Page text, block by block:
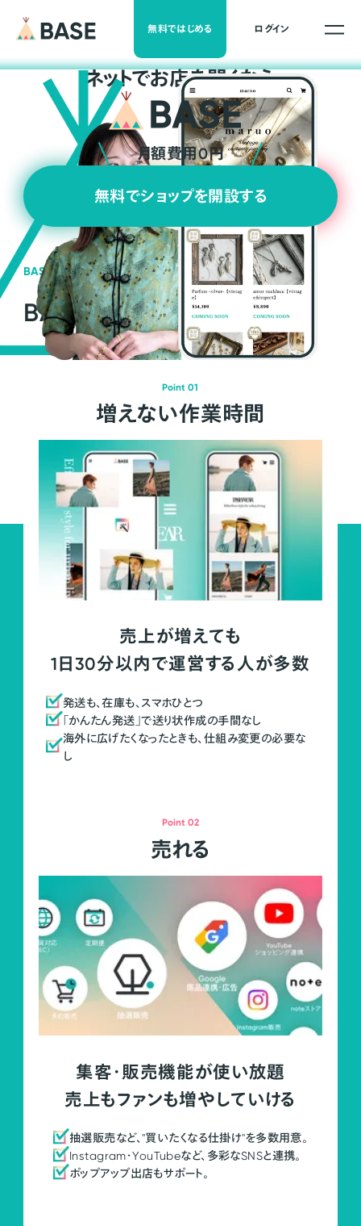
無料ではじめる ログイン
ネットでお店を開くなら
月額費用0円
無料でショップを開設する
BASEの強み
BASEが強い3つの理由
Point 01
増えない作業時間
売上が増えても
1日30分以内で運営する人が多数
発送も、在庫も、スマホひとつ
「かんたん発送」で送り状作成の手間なし
海外に広げたくなったときも、仕組み変更の必要な
し
Point 02
売れる
集客・販売機能が使い放題
売上もファンも増やしていける
抽選販売など、"買いたくなる仕掛け"を多数用意。
Instagram・YouTubeなど、多彩なSNSと連携。
ポップアップ出店もサポート。